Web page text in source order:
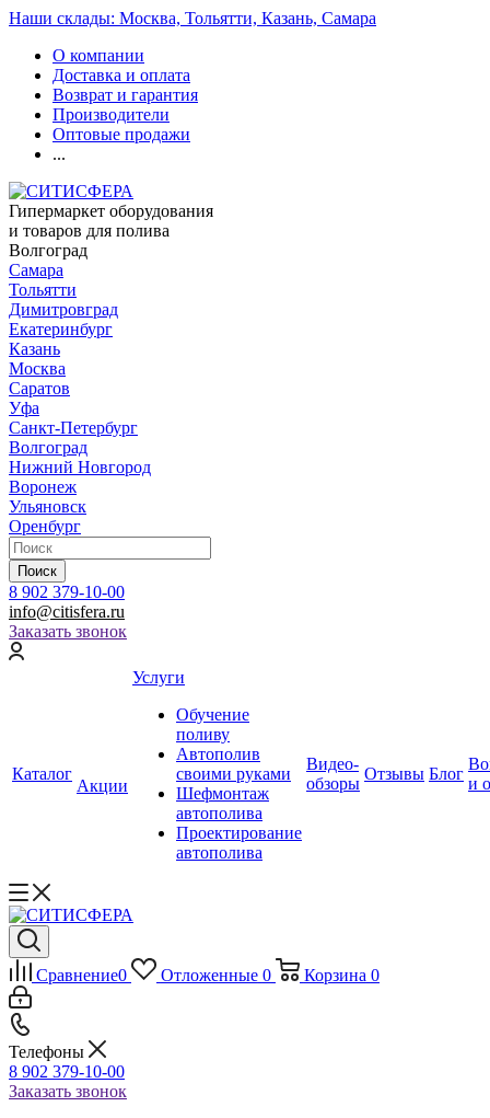
Наши склады: Москва, Тольятти, Казань, Самара
О компании
Доставка и оплата
Возврат и гарантия
Производители
Оптовые продажи
...
Гипермаркет оборудования
и товаров для полива
Волгоград
Самара
Тольятти
Димитровград
Екатеринбург
Казань
Москва
Саратов
Уфа
Санкт-Петербург
Волгоград
Нижний Новгород
Воронеж
Ульяновск
Оренбург
Поиск
8 902 379-10-00
info@citisfera.ru
Заказать звонок
Каталог
Акции
Услуги
Обучение
поливу
Автополив
своими руками
Шефмонтаж
автополива
Проектирование
автополива
Видео-
обзоры
Отзывы Блог
и
Сравнение0 Отложенные 0 Корзина 0
Телефоны
8 902 379-10-00
Заказать звонок